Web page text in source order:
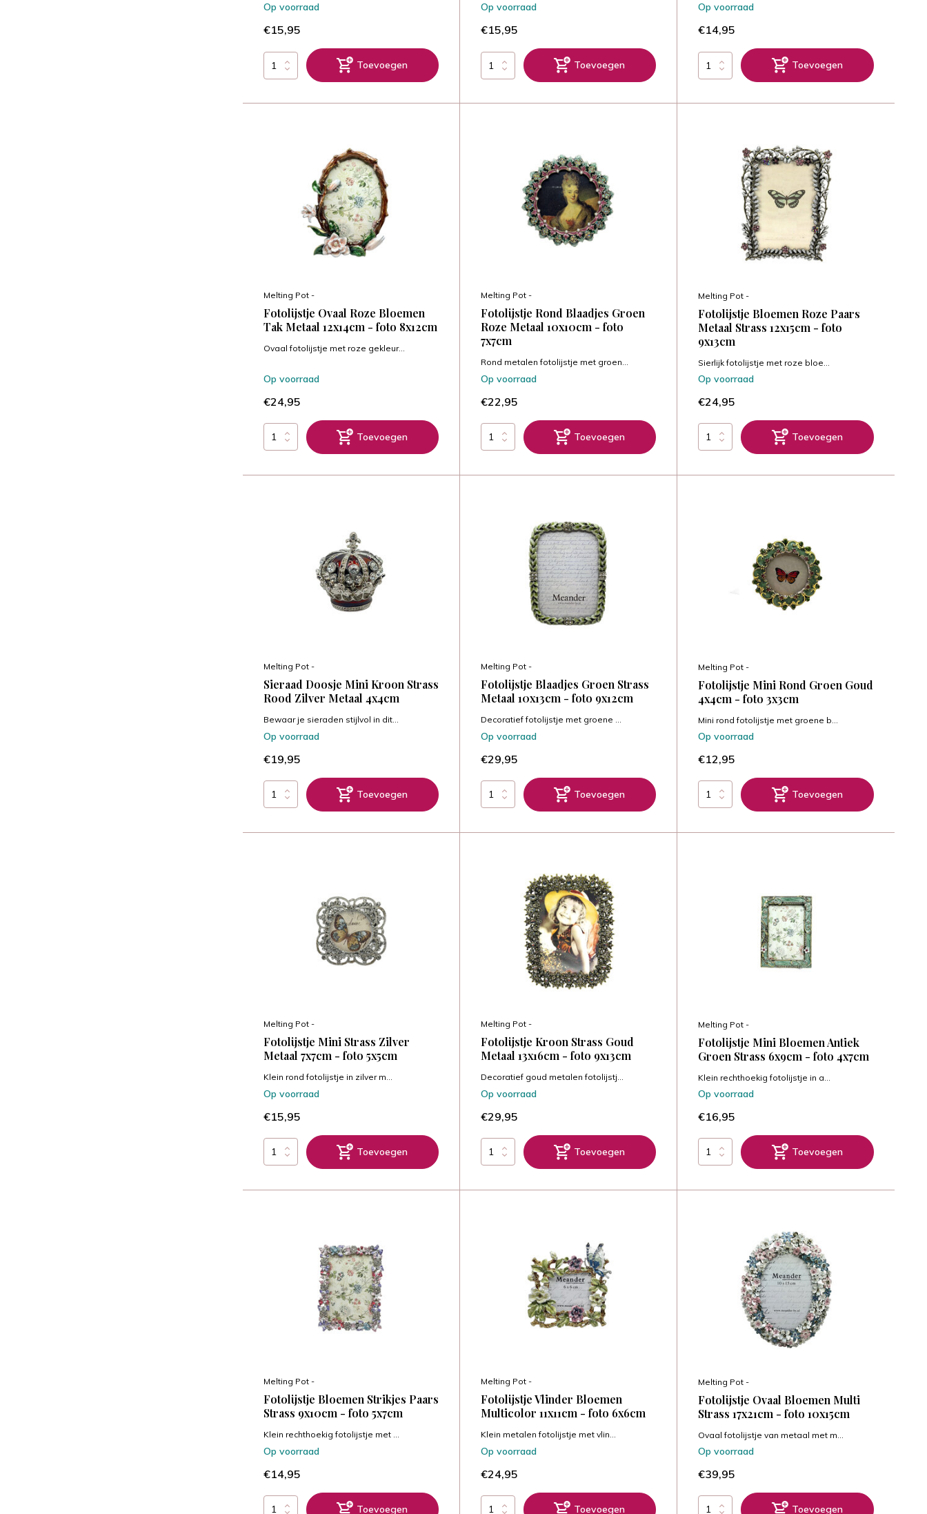
Op voorraad
€15,95
Toevoegen
Op voorraad
€15,95
Toevoegen
Op voorraad
€14,95
Toevoegen
Melting Pot -
Fotolijstje Ovaal Roze Bloemen
Tak Metaal 12x14cm - foto 8x12cm
Ovaal fotolijstje met roze gekleur...
Op voorraad
€24,95
Toevoegen
Melting Pot -
Fotolijstje Rond Blaadjes Groen
Roze Metaal 10x10cm - foto
7x7cm
Rond metalen fotolijstje met groen...
Op voorraad
€22,95
Toevoegen
Melting Pot -
Fotolijstje Bloemen Roze Paars
Metaal Strass 12x15cm - foto
9x13cm
Sierlijk fotolijstje met roze bloe...
Op voorraad
€24,95
Toevoegen
Melting Pot -
Sieraad Doosje Mini Kroon Strass
Rood Zilver Metaal 4x4cm
Bewaar je sieraden stijlvol in dit...
Op voorraad
€19,95
Toevoegen
Melting Pot -
Fotolijstje Blaadjes Groen Strass
Metaal 10x13cm - foto 9x12cm
Decoratief fotolijstje met groene ...
Op voorraad
€29,95
Toevoegen
Melting Pot -
Fotolijstje Mini Rond Groen Goud
4x4cm - foto 3x3cm
Mini rond fotolijstje met groene b...
Op voorraad
€12,95
Toevoegen
Melting Pot -
Fotolijstje Mini Strass Zilver
Metaal 7x7cm - foto 5x5cm
Klein rond fotolijstje in zilver m...
Op voorraad
€15,95
Toevoegen
Melting Pot -
Fotolijstje Kroon Strass Goud
Metaal 13x16cm - foto 9x13cm
Decoratief goud metalen fotolijstj...
Op voorraad
€29,95
Toevoegen
Melting Pot -
Fotolijstje Mini Bloemen Antiek
Groen Strass 6x9cm - foto 4x7cm
Klein rechthoekig fotolijstje in a...
Op voorraad
€16,95
Toevoegen
Melting Pot -
Fotolijstje Bloemen Strikjes Paars
Strass 9x10cm - foto 5x7cm
Klein rechthoekig fotolijstje met ...
Op voorraad
€14,95
Toevoegen
Melting Pot -
Fotolijstje Vlinder Bloemen
Multicolor 11x11cm - foto 6x6cm
Klein metalen fotolijstje met vlin...
Op voorraad
€24,95
Toevoegen
Melting Pot -
Fotolijstje Ovaal Bloemen Multi
Strass 17x21cm - foto 10x15cm
Ovaal fotolijstje van metaal met m...
Op voorraad
€39,95
Toevoegen